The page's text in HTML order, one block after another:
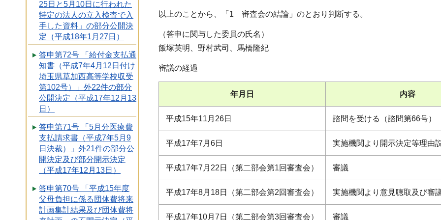
25日と5月10日に行われた
特定の法人の立入検査で入
手した資料」の部分公開決
定（平成18年1月27日）
答申第72号 「給付金支払通
知書（平成7年4月12日付け
埼玉県草加西高等学校収受
第102号）」外22件の部分
公開決定（平成17年12月13
日）
答申第71号 「5月分医療費
支払請求書（平成7年5月9
日決裁）」外21件の部分公
開決定及び部分開示決定
（平成17年12月13日）
答申第70号 「平成15年度
父母負担に係る団体費将来
計画集計結果及び団体費将
以上のことから、「1 審査会の結論」のとおり判断する。
（答申に関与した委員の氏名）
飯塚英明、野村武司、馬橋隆紀
審議の経過
年月日 内容
平成15年11月26日 諮問を受ける（諮問第66号）
平成17年7月6日 実施機関より開示決定等理由
平成17年7月22日（第二部会第1回審査会） 審議
平成17年8月18日（第二部会第2回審査会） 実施機関より意見聴取及び審
平成17年10月7日（第二部会第3回審査会） 審議